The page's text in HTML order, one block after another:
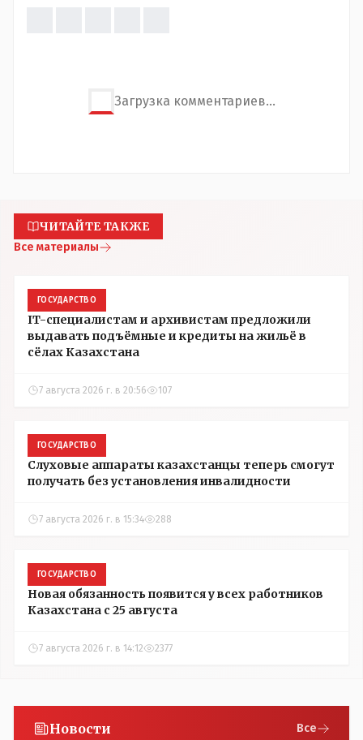
Загрузка комментариев...
ЧИТАЙТЕ ТАКЖЕ
Все материалы
ГОСУДАРСТВО
IT-специалистам и архивистам предложили
выдавать подъёмные и кредиты на жильё в
сёлах Казахстана
7 августа 2026 г. в 20:56 107
ГОСУДАРСТВО
Слуховые аппараты казахстанцы теперь смогут
получать без установления инвалидности
7 августа 2026 г. в 15:34 288
ГОСУДАРСТВО
Новая обязанность появится у всех работников
Казахстана с 25 августа
7 августа 2026 г. в 14:12 2377
Новости Все